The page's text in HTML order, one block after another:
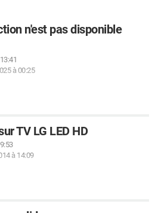
n'est pas disponible
à 00:25
TV LG LED HD
à 14:09